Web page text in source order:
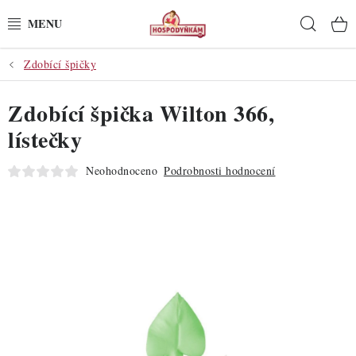
na
POTŘEBY
POMŮCKY
SUROVINY
Zdobící špičky
Zdobící špička Wilton 366,
lístečky
Neohodnoceno Podrobnosti hodnocení